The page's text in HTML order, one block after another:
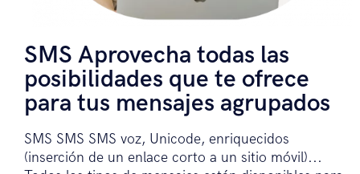
SMS Aprovecha todas las
posibilidades que te ofrece
para tus mensajes agrupados
SMS SMS SMS voz, Unicode, enriquecidos
(inserción de un enlace corto a un sitio móvil)...